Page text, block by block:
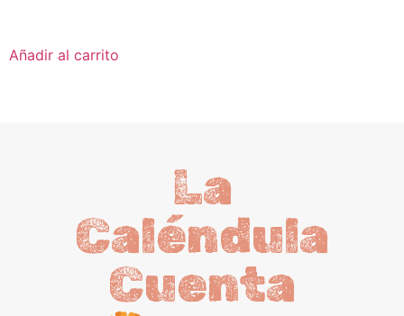
Añadir al carrito
La
Caléndula
Cuenta